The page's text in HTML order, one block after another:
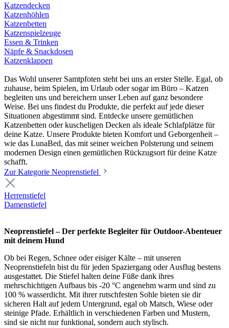
Katzendecken
Katzenhöhlen
Katzenbetten
Katzenspielzeuge
Essen & Trinken
Näpfe & Snackdosen
Katzenklappen
Das Wohl unserer Samtpfoten steht bei uns an erster Stelle. Egal, ob
zuhause, beim Spielen, im Urlaub oder sogar im Büro – Katzen
begleiten uns und bereichern unser Leben auf ganz besondere
Weise. Bei uns findest du Produkte, die perfekt auf jede dieser
Situationen abgestimmt sind. Entdecke unsere gemütlichen
Katzenbetten oder kuscheligen Decken als ideale Schlafplätze für
deine Katze. Unsere Produkte bieten Komfort und Geborgenheit –
wie das LunaBed, das mit seiner weichen Polsterung und seinem
modernen Design einen gemütlichen Rückzugsort für deine Katze
schafft.
Zur Kategorie Neoprenstiefel
Herrenstiefel
Damenstiefel
Neoprenstiefel – Der perfekte Begleiter für Outdoor-Abenteuer
mit deinem Hund
Ob bei Regen, Schnee oder eisiger Kälte – mit unseren
Neoprenstiefeln bist du für jeden Spaziergang oder Ausflug bestens
ausgestattet. Die Stiefel halten deine Füße dank ihres
mehrschichtigen Aufbaus bis -20 °C angenehm warm und sind zu
100 % wasserdicht. Mit ihrer rutschfesten Sohle bieten sie dir
sicheren Halt auf jedem Untergrund, egal ob Matsch, Wiese oder
steinige Pfade. Erhältlich in verschiedenen Farben und Mustern,
sind sie nicht nur funktional, sondern auch stylisch.